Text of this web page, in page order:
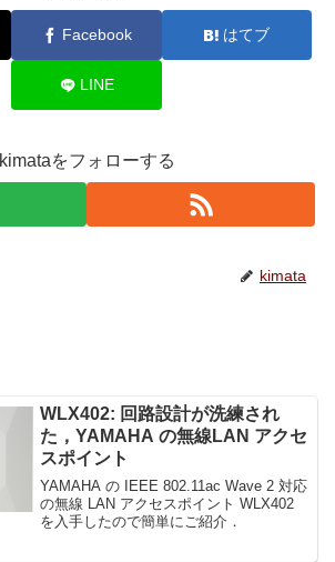
Facebook はてブ
LINE
kimataをフォローする
kimata
WLX402: 回路設計が洗練され
た，YAMAHA の無線LAN アクセ
スポイント
YAMAHA の IEEE 802.11ac Wave 2 対応
の無線 LAN アクセスポイント WLX402
を入手したので簡単にご紹介．